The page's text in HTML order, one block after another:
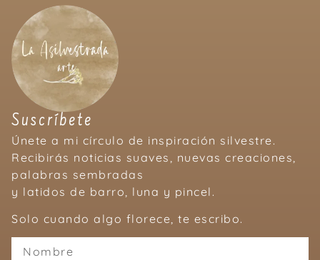
Suscríbete
Únete a mi círculo de inspiración silvestre.
Recibirás noticias suaves, nuevas creaciones,
palabras sembradas
y latidos de barro, luna y pincel.
Solo cuando algo florece, te escribo.